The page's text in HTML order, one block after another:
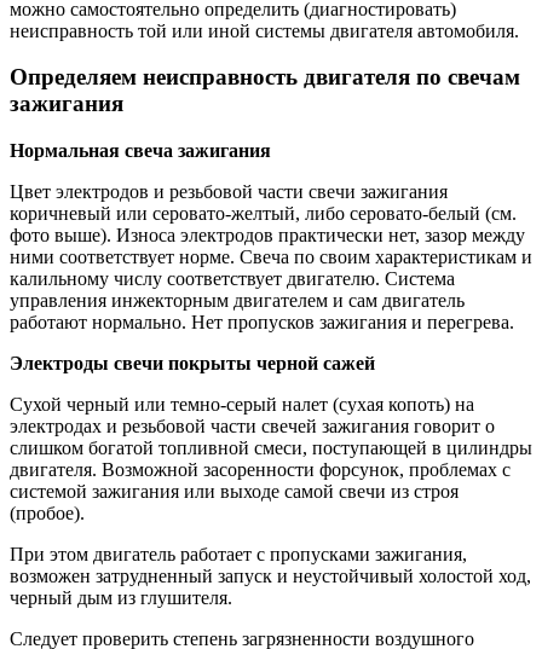
можно самостоятельно определить (диагностировать)
неисправность той или иной системы двигателя автомобиля.
Определяем неисправность двигателя по свечам
зажигания
Нормальная свеча зажигания
Цвет электродов и резьбовой части свечи зажигания
коричневый или серовато-желтый, либо серовато-белый (см.
фото выше). Износа электродов практически нет, зазор между
ними соответствует норме. Свеча по своим характеристикам и
калильному числу соответствует двигателю. Система
управления инжекторным двигателем и сам двигатель
работают нормально. Нет пропусков зажигания и перегрева.
Электроды свечи покрыты черной сажей
Сухой черный или темно-серый налет (сухая копоть) на
электродах и резьбовой части свечей зажигания говорит о
слишком богатой топливной смеси, поступающей в цилиндры
двигателя. Возможной засоренности форсунок, проблемах с
системой зажигания или выходе самой свечи из строя
(пробое).
При этом двигатель работает с пропусками зажигания,
возможен затрудненный запуск и неустойчивый холостой ход,
черный дым из глушителя.
Следует проверить степень загрязненности воздушного